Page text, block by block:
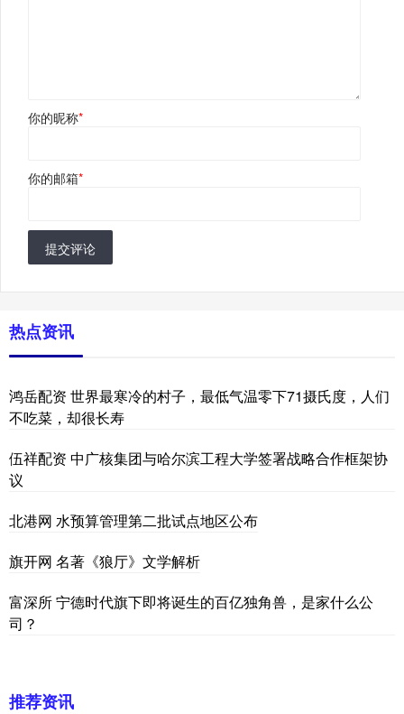
你的昵称*
你的邮箱*
提交评论
热点资讯
鸿岳配资 世界最寒冷的村子，最低气温零下71摄氏度，人们
不吃菜，却很长寿
伍祥配资 中广核集团与哈尔滨工程大学签署战略合作框架协
议
北港网 水预算管理第二批试点地区公布
旗开网 名著《狼厅》文学解析
富深所 宁德时代旗下即将诞生的百亿独角兽，是家什么公
司？
推荐资讯